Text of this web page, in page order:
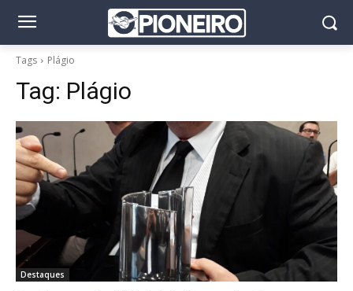
Tags Plágio
Tag: Plágio
Destaques